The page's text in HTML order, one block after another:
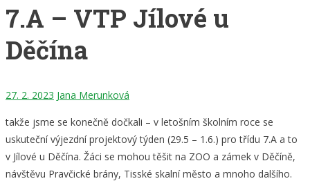
7.A – VTP Jílové u
Děčína
27. 2. 2023 Jana Merunková
takže jsme se konečně dočkali – v letošním školním roce se
uskuteční výjezdní projektový týden (29.5 – 1.6.) pro třídu 7.A a to
v Jílové u Děčína. Žáci se mohou těšit na ZOO a zámek v Děčíně,
návštěvu Pravčické brány, Tisské skalní město a mnoho dalšího.